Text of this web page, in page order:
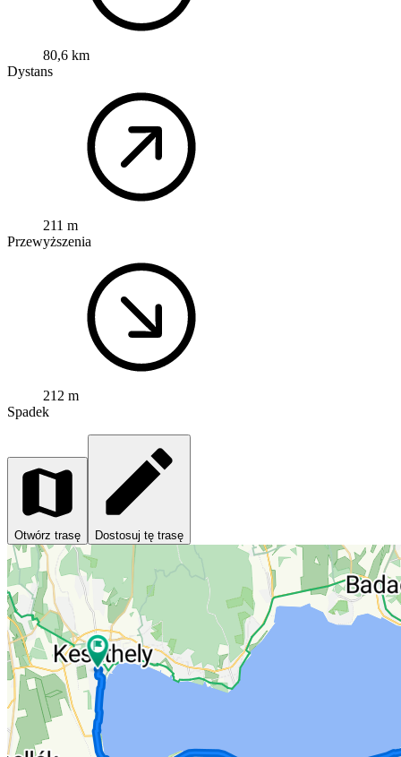
80,6 km
Dystans
211 m
Przewyższenia
212 m
Spadek
Otwórz trasę Dostosuj tę trasę